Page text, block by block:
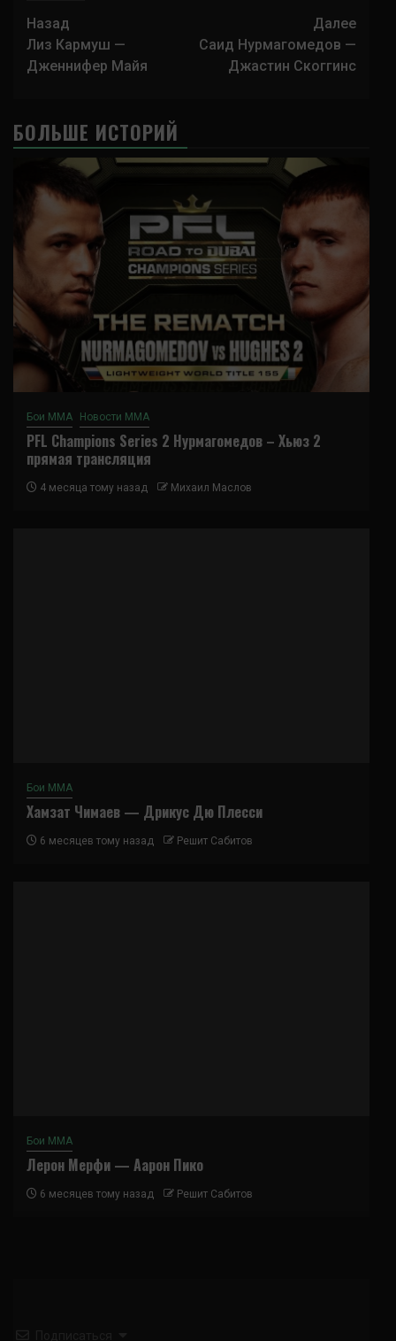
Навигация
записи
Назад
Лиз Кармуш —
Дженнифер Майя
Далее
Саид Нурмагомедов —
Джастин Скоггинс
БОЛЬШЕ ИСТОРИЙ
Бои ММА Новости ММА
PFL Champions Series 2 Нурмагомедов – Хьюз 2
прямая трансляция
4 месяца тому назад Михаил Маслов
Бои ММА
Хамзат Чимаев — Дрикус Дю Плесси
6 месяцев тому назад Решит Сабитов
Бои ММА
Лерон Мерфи — Аарон Пико
6 месяцев тому назад Решит Сабитов